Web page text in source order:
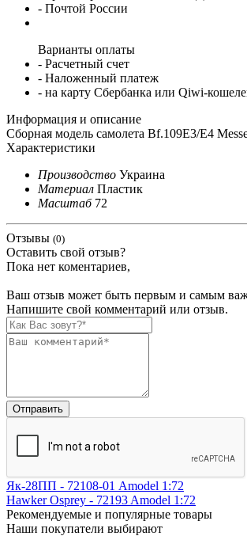
- Почтой России
Варианты оплаты
- Расчетный счет
- Наложенный платеж
- на карту Сбербанка или Qiwi-
Информация и описание
Сборная модель самолета Bf.109E3/E4
Характеристики
Производство Украина
Материал Пластик
Масштаб 72
Отзывы (0)
Оставить свой отзыв?
Пока нет коментариев,
Ваш отзыв может быть первым и самым
Напишите свой комментарий или отзыв.
Як-28ПП - 72108-01 Amodel 1:72
Hawker Osprey - 72193 Amodel 1:72
Рекомендуемые и популярные товары
Наши покупатели выбирают